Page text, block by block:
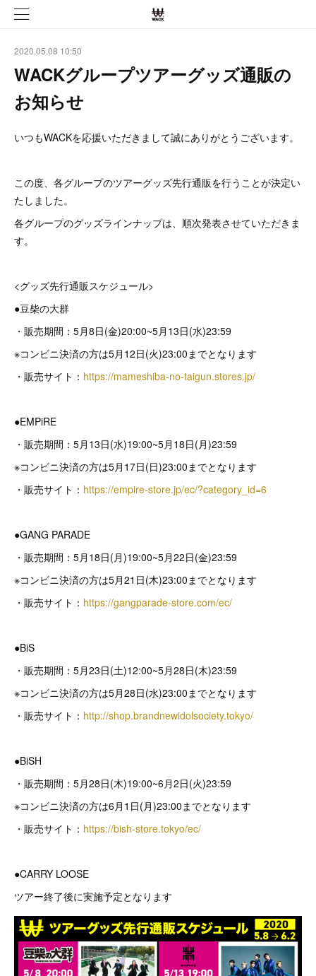
2020.05.08 10:50
WACKグループツアーグッズ通販の
お知らせ
いつもWACKを応援いただきまして誠にありがとうございます。
この度、各グループのツアーグッズ先行通販を行うことが決定い
たしました。
各グループのグッズラインナップは、順次発表させていただきま
す。
<グッズ先行通販スケジュール>
●豆柴の大群
・販売期間：5月8日(金)20:00~5月13日(水)23:59
※コンビニ決済の方は5月12日(火)23:00までとなります
・販売サイト： https://mameshiba-no-taigun.stores.jp/
●EMPiRE
・販売期間：5月13日(水)19:00~5月18日(月)23:59
※コンビニ決済の方は5月17日(日)23:00までとなります
・販売サイト： https://empire-store.jp/ec/?category_id=6
●GANG PARADE
・販売期間：5月18日(月)19:00~5月22日(金)23:59
※コンビニ決済の方は5月21日(木)23:00までとなります
・販売サイト： https://gangparade-store.com/ec/
●BiS
・販売期間：5月23日(土)12:00~5月28日(木)23:59
※コンビニ決済の方は5月28日(水)23:00までとなります
・販売サイト： http://shop.brandnewidolsociety.tokyo/
●BiSH
・販売期間：5月28日(木)19:00~6月2日(火)23:59
※コンビニ決済の方は6月1日(月)23:00までとなります
・販売サイト： https://bish-store.tokyo/ec/
●CARRY LOOSE
ツアー終了後に実施予定となります